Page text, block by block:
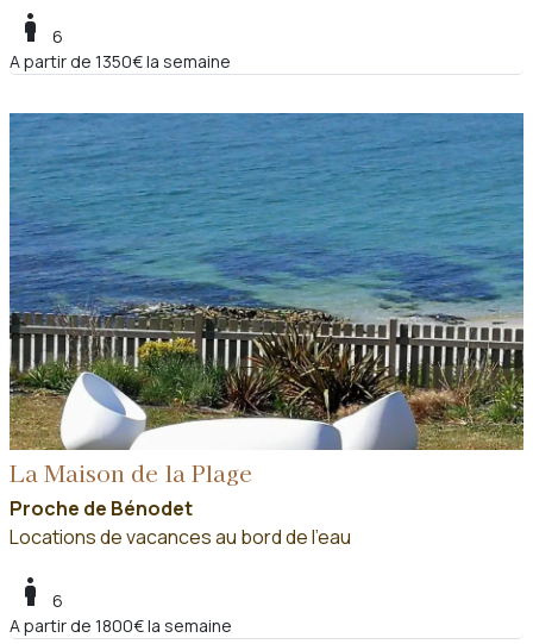
boy
6
A partir de 1350€ la semaine
La Maison de la Plage
Proche de Bénodet
Locations de vacances au bord de l'eau
boy
6
A partir de 1800€ la semaine